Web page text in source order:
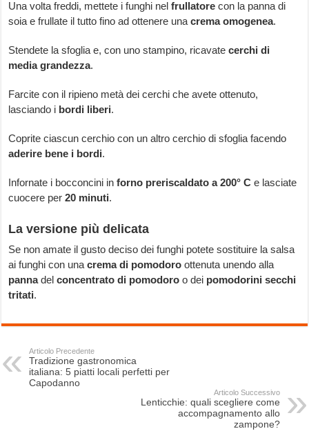
Una volta freddi, mettete i funghi nelfrullatore con la panna di
soia e frullate il tutto fino ad ottenere una crema omogenea.
Stendete la sfoglia e, con uno stampino, ricavatecerchi di
media grandezza.
Farcite con il ripieno metà dei cerchi che avete ottenuto,
lasciando i bordi liberi.
Coprite ciascun cerchio con un altro cerchio di sfoglia facendo
aderire bene i bordi.
Infornate i bocconcini inforno preriscaldato a 200° C e lasciate
cuocere per20 minuti.
La versione più delicata
Se non amate il gusto deciso dei funghi potete sostituire la salsa
ai funghi con unacrema di pomodoro ottenuta unendo alla
pannadelconcentrato di pomodoro o dei pomodorini secchi
tritati.
Articolo Precedente
Tradizione gastronomica
italiana: 5 piatti locali perfetti per
Capodanno
Articolo Successivo
Lenticchie: quali scegliere come
accompagnamento allo
zampone?